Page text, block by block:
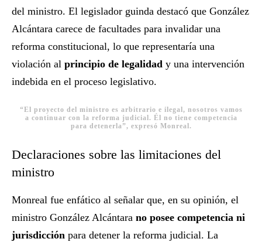
del ministro. El legislador guinda destacó que González
Alcántara carece de facultades para invalidar una
reforma constitucional, lo que representaría una
violación al principio de legalidad y una intervención
indebida en el proceso legislativo.
“El proyecto del ministro es arbitrario e ilegal, nosotros vamos
a continuar con la reforma judicial. Él no tiene competencia
para detenerla”, expresó Monreal.
Declaraciones sobre las limitaciones del
ministro
Monreal fue enfático al señalar que, en su opinión, el
ministro González Alcántara no posee competencia ni
jurisdicción para detener la reforma judicial. La